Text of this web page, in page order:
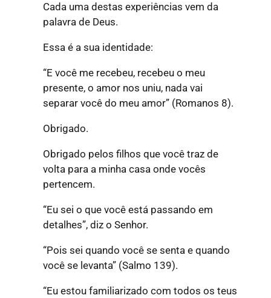
Cada uma destas experiências vem da
palavra de Deus.
Essa é a sua identidade:
“E você me recebeu, recebeu o meu
presente, o amor nos uniu, nada vai
separar você do meu amor”(Romanos 8).
Obrigado.
Obrigado pelos filhos que você traz de
volta para a minha casa onde vocês
pertencem.
“Eu sei o que você está passando em
detalhes”, diz o Senhor.
“Pois sei quando você se senta e quando
você se levanta”(Salmo 139).
“Eu estou familiarizado com todos os teus